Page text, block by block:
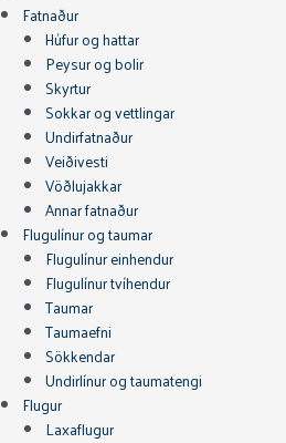
Fatnaður
Húfur og hattar
Peysur og bolir
Skyrtur
Sokkar og vettlingar
Undirfatnaður
Veiðivesti
Vöðlujakkar
Annar fatnaður
Flugulínur og taumar
Flugulínur einhendur
Flugulínur tvíhendur
Taumar
Taumaefni
Sökkendar
Undirlínur og taumatengi
Flugur
Laxaflugur